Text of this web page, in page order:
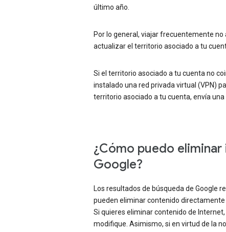
último año.
Por lo general, viajar frecuentemente
actualizar el territorio asociado a tu
Si el territorio asociado a tu cuenta no
instalado una red privada virtual (VPN)
territorio asociado a tu cuenta, envía
¿Cómo puedo
Google?
Los resultados de búsqueda de Google
pueden eliminar contenido directamente
Si quieres eliminar contenido de
modifique. Asimismo, si en virtud de la